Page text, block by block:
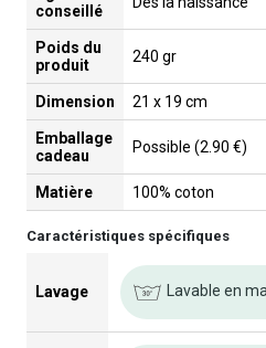
conseillé
Poids du
produit
240 gr
Dimension 21 x 19 cm
Emballage
cadeau
Possible (2.90 €)
Matière 100% coton
Caractéristiques spécifiques
Lavage Lavable en